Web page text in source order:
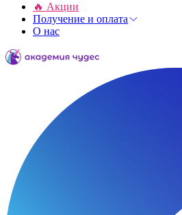
🔥 Акции
Получение и оплата
О нас